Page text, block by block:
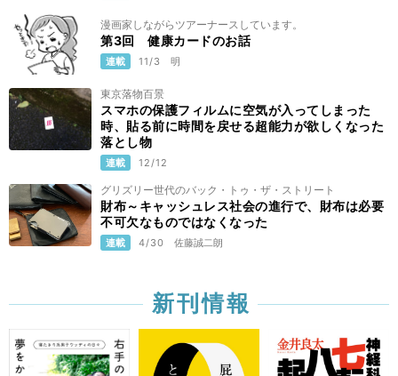
漫画家しながらツアーナースしています。
第3回 健康カードのお話
連載 11/3 明
東京落物百景
スマホの保護フィルムに空気が入ってしまった
時、貼る前に時間を戻せる超能力が欲しくなった
落とし物
連載 12/12
グリズリー世代のバック・トゥ・ザ・ストリート
財布～キャッシュレス社会の進行で、財布は必要
不可欠なものではなくなった
連載 4/30 佐藤誠二朗
新刊情報